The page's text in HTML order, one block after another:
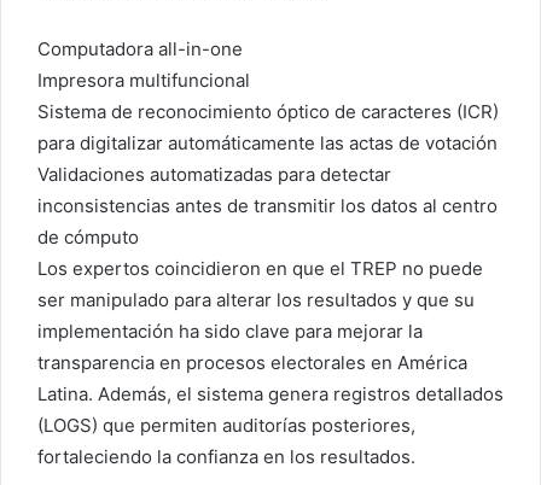
Computadora all-in-one
Impresora multifuncional
Sistema de reconocimiento óptico de caracteres (ICR)
para digitalizar automáticamente las actas de votación
Validaciones automatizadas para detectar
inconsistencias antes de transmitir los datos al centro
de cómputo
Los expertos coincidieron en que el TREP no puede
ser manipulado para alterar los resultados y que su
implementación ha sido clave para mejorar la
transparencia en procesos electorales en América
Latina. Además, el sistema genera registros detallados
(LOGS) que permiten auditorías posteriores,
fortaleciendo la confianza en los resultados.